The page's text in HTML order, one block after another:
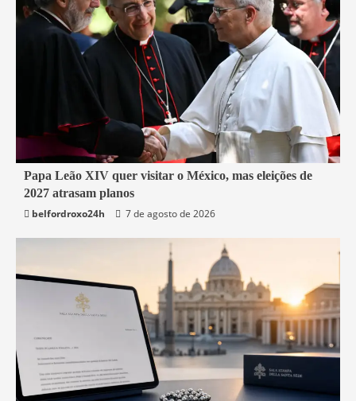
3 min read
Mundo
Papa Leão XIV quer visitar o México, mas eleições de
2027 atrasam planos
belfordroxo24h
7 de agosto de 2026